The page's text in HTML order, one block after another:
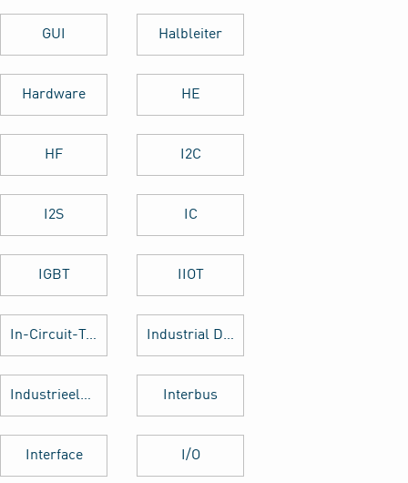
GUI Halbleiter
Hardware HE
HF I2C
I2S IC
IGBT IIOT
In-Circuit-Test Industrial Design
Industrieelektronik Interbus
Interface I/O